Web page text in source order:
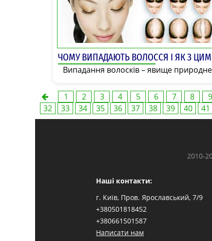
ЧОМУ ВИПАДАЮТЬ ВОЛОССЯ І ЯК З
Випадання волосків – явище
1 2 3 4 5 6 7 8 9
32
33 34 35 36 37 38 39 40 41
2010-
Наші контакти:
г. Київ, Пров. Ярославський, 7/9
+380501818452
+380661501587
Написати нам